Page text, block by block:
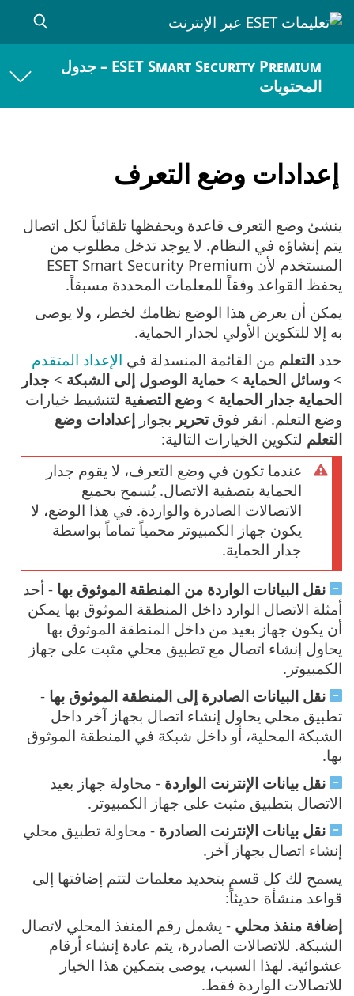
ESET Smart Security Premium – جدول
المحتويات
إعدادات وضع التعرف
ينشئ وضع التعرف قاعدة ويحفظها تلقائياً لكل اتصال
يتم إنشاؤه في النظام. لا يوجد تدخل مطلوب من
المستخدم لأن ESET Smart Security Premium
يحفظ القواعد وفقاً للمعلمات المحددة مسبقاً.
يمكن أن يعرض هذا الوضع نظامك لخطر، ولا يوصى
به إلا للتكوين الأولي لجدار الحماية.
حدد التعلم من القائمة المنسدلة في الإعداد المتقدم
> وسائل الحماية > حماية الوصول إلى الشبكة > جدار
الحماية جدار الحماية > وضع التصفية لتنشيط خيارات
وضع التعلم. انقر فوقتحرير بجوار إعدادات وضع
التعلم لتكوين الخيارات التالية:
عندما تكون في وضع التعرف، لا يقوم جدار
الحماية بتصفية الاتصال. يُسمح بجميع
الاتصالات الصادرة والواردة. في هذا الوضع، لا
يكون جهاز الكمبيوتر محمياً تماماً بواسطة
جدار الحماية.
نقل البيانات الواردة من المنطقة الموثوق بها - أحد
أمثلة الاتصال الوارد داخل المنطقة الموثوق بها يمكن
أن يكون جهاز بعيد من داخل المنطقة الموثوق بها
يحاول إنشاء اتصال مع تطبيق محلي مثبت على جهاز
الكمبيوتر.
نقل البيانات الصادرة إلى المنطقة الموثوق بها -
تطبيق محلي يحاول إنشاء اتصال بجهاز آخر داخل
الشبكة المحلية، أو داخل شبكة في المنطقة الموثوق
بها.
نقل بيانات الإنترنت الواردة - محاولة جهاز بعيد
الاتصال بتطبيق مثبت على جهاز الكمبيوتر.
نقل بيانات الإنترنت الصادرة - محاولة تطبيق محلي
إنشاء اتصال بجهاز آخر.
يسمح لك كل قسم بتحديد معلمات لتتم إضافتها إلى
قواعد منشأة حديثاً:
إضافة منفذ محلي - يشمل رقم المنفذ المحلي لاتصال
الشبكة. للاتصالات الصادرة، يتم عادة إنشاء أرقام
عشوائية. لهذا السبب، يوصى بتمكين هذا الخيار
للاتصالات الواردة فقط.